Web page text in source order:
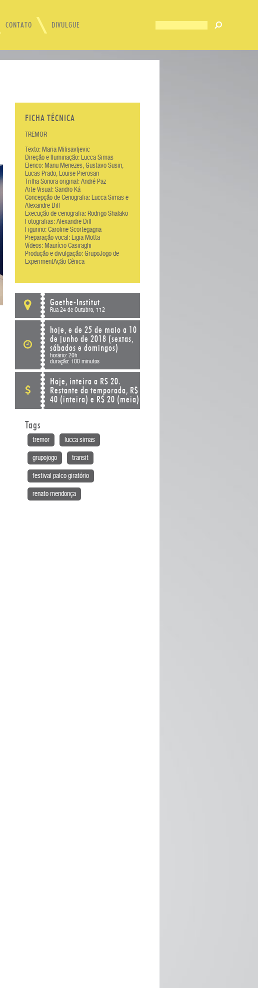
CONTATO DIVULGUE
FICHA TÉCNICA
TREMOR
Texto: Maria Milisavljevic
Direção e Iluminação: Lucca Simas
Elenco: Manu Menezes, Gustavo Susin,
Lucas Prado, Louise Pierosan
Trilha Sonora original: André Paz
Arte Visual: Sandro Ká
Concepção de Cenografia: Lucca Simas e
Alexandre Dill
Execução de cenografia: Rodrigo Shalako
Fotografias: Alexandre Dill
Figurino: Caroline Scortegagna
Preparação vocal: Ligia Motta
Vídeos: Maurício Casiraghi
Produção e divulgação: GrupoJogo de
ExperimentAção Cênica
Goethe-Institut
Rua 24 de Outubro, 112
hoje, e de 25 de maio a 10
de junho de 2018 (sextas,
sábados e domingos)
horário: 20h
duração: 100 minutos
Hoje, inteira a RS 20.
Restante da temporada, R$
40 (inteira) e R$ 20 (meia)
Tags
tremor lucca simas
grupojogo transit
festival palco giratório
renato mendonça